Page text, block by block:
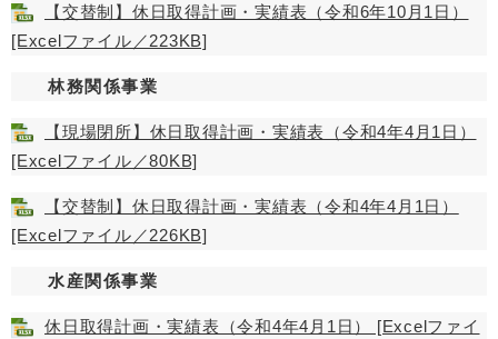
【交替制】休日取得計画・実績表（令和6年10月1日）
[Excelファイル／223KB]
​ 林務関係事業
【現場閉所】休日取得計画・実績表（令和4年4月1日）
[Excelファイル／80KB]
【交替制】休日取得計画・実績表（令和4年4月1日）
[Excelファイル／226KB]
​ 水産関係事業
休日取得計画・実績表（令和4年4月1日） [Excelファイ